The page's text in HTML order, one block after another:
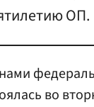
ОП.
во